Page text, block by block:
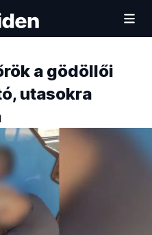
a gödöllői
utasokra